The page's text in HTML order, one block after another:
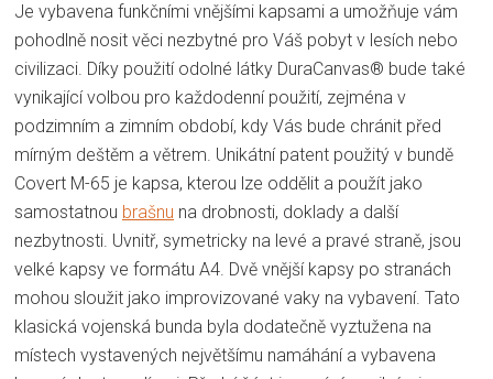
Je vybavena funkčními vnějšími kapsami a umožňuje vám
pohodlně nosit věci nezbytné pro Váš pobyt v lesích nebo
civilizaci. Díky použití odolné látky DuraCanvas® bude také
vynikající volbou pro každodenní použití, zejména v
podzimním a zimním období, kdy Vás bude chránit před
mírným deštěm a větrem. Unikátní patent použitý v bundě
Covert M-65 je kapsa, kterou lze oddělit a použít jako
samostatnou brašnu na drobnosti, doklady a další
nezbytnosti. Uvnitř, symetricky na levé a pravé straně, jsou
velké kapsy ve formátu A4. Dvě vnější kapsy po stranách
mohou sloužit jako improvizované vaky na vybavení. Tato
klasická vojenská bunda byla dodatečně vyztužena na
místech vystavených největšímu namáhání a vybavena